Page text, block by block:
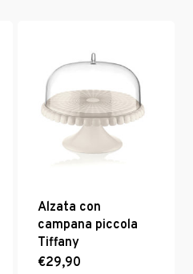
Alzata con
campana piccola
Tiffany
€29,90